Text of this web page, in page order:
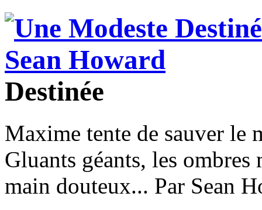
Destinée
Maxime tente de sauver le
Gluants géants, les ombres
main douteux... Par Sean